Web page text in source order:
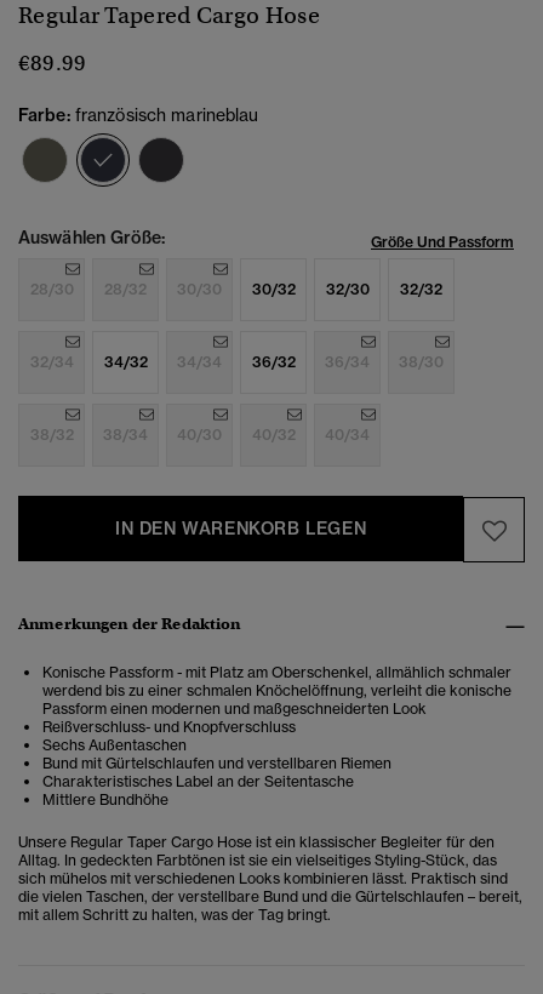
Regular Tapered Cargo Hose
€89.99
Farbe: französisch marineblau
Ausgewählt
Auswählen Größe: Größe Und Passform
28/30 28/32 30/30 30/32 32/30 32/32
32/34 34/32 34/34 36/32 36/34 38/30
38/32 38/34 40/30 40/32 40/34
IN DEN WARENKORB LEGEN
Anmerkungen der Redaktion
Konische Passform - mit Platz am Oberschenkel, allmählich schmaler
werdend bis zu einer schmalen Knöchelöffnung, verleiht die konische
Passform einen modernen und maßgeschneiderten Look
Reißverschluss- und Knopfverschluss
Sechs Außentaschen
Bund mit Gürtelschlaufen und verstellbaren Riemen
Charakteristisches Label an der Seitentasche
Mittlere Bundhöhe
Unsere Regular Taper Cargo Hose ist ein klassischer Begleiter für den
Alltag. In gedeckten Farbtönen ist sie ein vielseitiges Styling-Stück, das
sich mühelos mit verschiedenen Looks kombinieren lässt. Praktisch sind
die vielen Taschen, der verstellbare Bund und die Gürtelschlaufen – bereit,
mit allem Schritt zu halten, was der Tag bringt.